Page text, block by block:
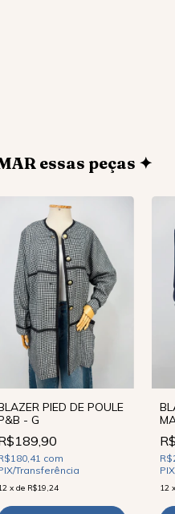
essas peças ✦
PIED DE POULE
- G
com
Transferência
xde R$19,24 12